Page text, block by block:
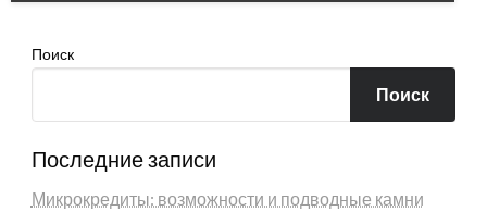
Поиск
Поиск
Последние записи
Микрокредиты: возможности и подводные камни